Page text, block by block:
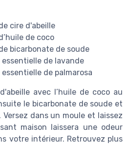
cire d'abeille
de coco
bicarbonate de soude
de lavande
de palmarosa
avec l’huile de coco au
le bicarbonate de soude et
Versez dans un moule et laissez
maison laissera une odeur
votre intérieur. Retrouvez plus